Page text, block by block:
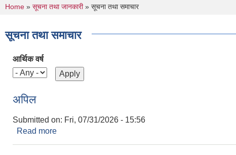
You are here
Home » सूचना तथा जानकारी» सूचना तथा समाचार
सूचना तथा समाचार
आर्थिक वर्ष
अपिल
Submitted on: Fri, 07/31/2026 - 15:56
Read more